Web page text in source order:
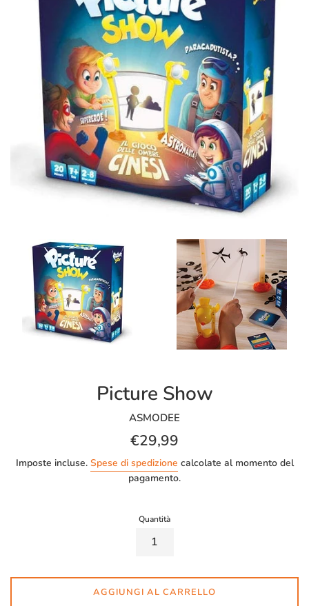
Picture Show
ASMODEE
Prezzo
listino
€29,99
Imposte incluse. Spese di spedizione calcolate al momento del
pagamento.
Quantità
AGGIUNGI AL CARRELLO